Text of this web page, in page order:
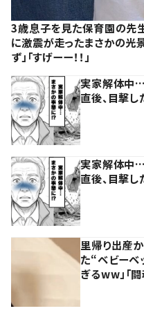
3歳息子を見た保育園の先
に激震が走ったまさかの光
ず」「すげーー！！」
実家解体中…
直後、目撃し
実家解体中…
直後、目撃し
里帰り出産
た“ベビーベ
ぎるww」「